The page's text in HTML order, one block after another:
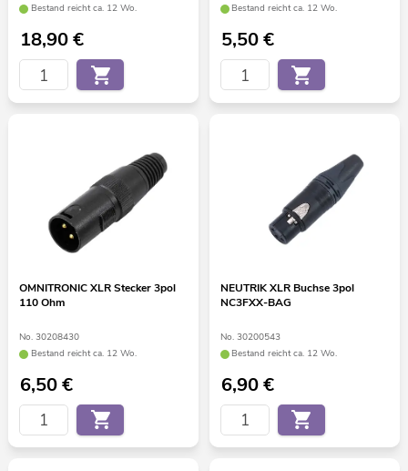
Bestand reicht ca. 12 Wo.
18,90€
Bestand reicht ca. 12 Wo.
5,50€
OMNITRONIC XLR Stecker 3pol
110 Ohm
No. 30208430
Bestand reicht ca. 12 Wo.
6,50€
NEUTRIK XLR Buchse 3pol
NC3FXX-BAG
No. 30200543
Bestand reicht ca. 12 Wo.
6,90€